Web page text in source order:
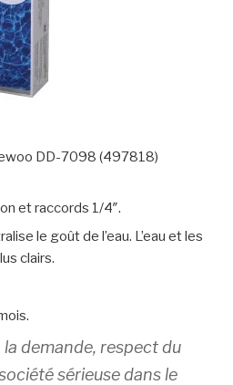
DD-7098 (497818)
et raccords 1/4″.
le goût de l’eau. L’eau et les
clairs.
demande, respect du
sérieuse dans le